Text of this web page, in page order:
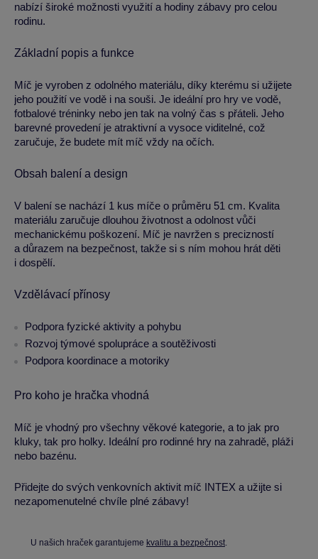
nabízí široké možnosti využití a hodiny zábavy pro celou
rodinu.
Základní popis a funkce
Míč je vyroben z odolného materiálu, díky kterému si užijete
jeho použití ve vodě i na souši. Je ideální pro hry ve vodě,
fotbalové tréninky nebo jen tak na volný čas s přáteli. Jeho
barevné provedení je atraktivní a vysoce viditelné, což
zaručuje, že budete mít míč vždy na očích.
Obsah balení a design
V balení se nachází 1 kus míče o průměru 51 cm. Kvalita
materiálu zaručuje dlouhou životnost a odolnost vůči
mechanickému poškození. Míč je navržen s precizností
a důrazem na bezpečnost, takže si s ním mohou hrát děti
i dospělí.
Vzdělávací přínosy
Podpora fyzické aktivity a pohybu
Rozvoj týmové spolupráce a soutěživosti
Podpora koordinace a motoriky
Pro koho je hračka vhodná
Míč je vhodný pro všechny věkové kategorie, a to jak pro
kluky, tak pro holky. Ideální pro rodinné hry na zahradě, pláži
nebo bazénu.
Přidejte do svých venkovních aktivit míč INTEX a užijte si
nezapomenutelné chvíle plné zábavy!
U našich hraček garantujeme kvalitu a bezpečnost.